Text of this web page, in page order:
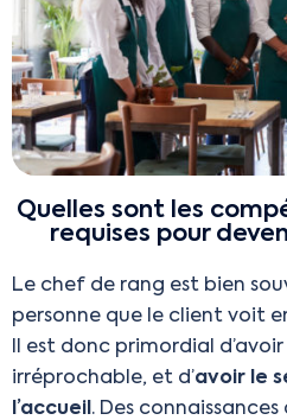
Quelles sont les
requises pour
Le chef de rang est bien
personne que le client voit
Il est donc primordial
irréprochable, et d’avoir le
l’accueil . Des